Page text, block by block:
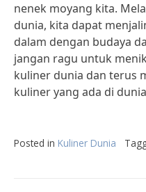
nenek moyang kita.
dunia, kita dapat
dalam dengan budaya
jangan ragu untuk
kuliner dunia dan terus
kuliner yang ada di
Posted in Kuliner Dunia